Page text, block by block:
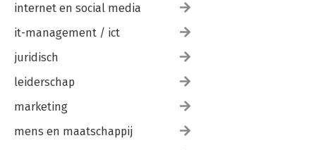
internet en social media
it-management / ict
juridisch
leiderschap
marketing
mens en maatschappij